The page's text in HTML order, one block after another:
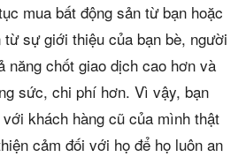
mua bất động sản từ bạn hoặc
sự giới thiệu của bạn bè, người
năng chốt giao dịch cao hơn và
sức, chi phí hơn. Vì vậy, bạn
khách hàng cũ của mình thật
cảm đối với họ để họ luôn an